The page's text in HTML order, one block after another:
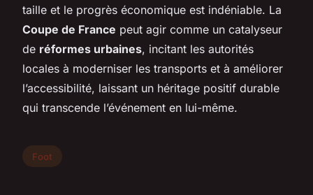
taille et le progrès économique est indéniable. La
Coupe de France peut agir comme un catalyseur
de réformes urbaines, incitant les autorités
locales à moderniser les transports et à améliorer
l’accessibilité, laissant un héritage positif durable
qui transcende l’événement en lui-même.
Foot